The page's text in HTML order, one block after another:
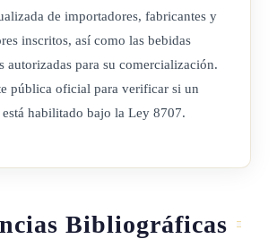
de Aduanas o la Policía de Control
en conocimiento del Ministerio de
donde se encuentre registrada la
lo acontecido y los resultados de la
retiro de la patente de expendio de bebidas
de importadores, fabricantes y
inscritos, así como las bebidas
autorizadas para su comercialización.
pública oficial para verificar si un
habilitado bajo la Ley 8707.
Bibliográficas